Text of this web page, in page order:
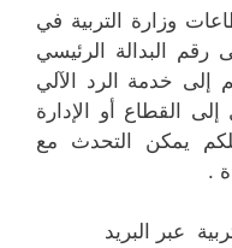
وزارة التربية في
رقم البدالة الرئيسي
خدمة الرد الآلي
القطاع أو الإدارة
يمكن التحدث مع
.
عبر البريد